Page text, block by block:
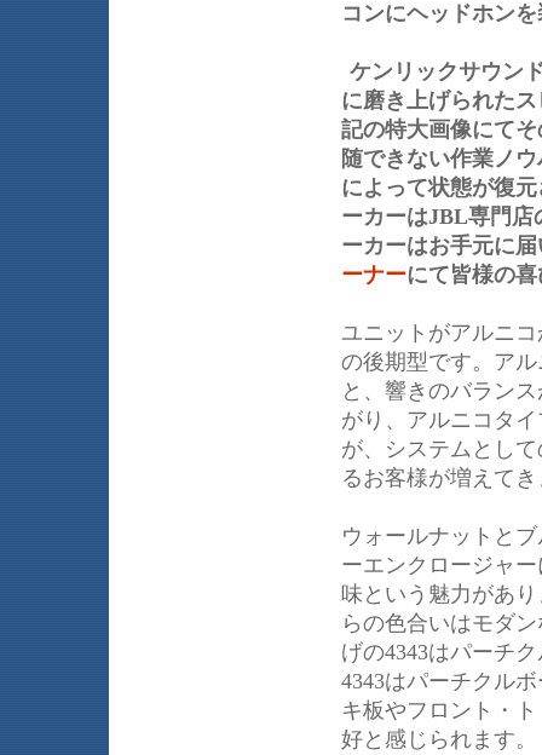
コンにヘッドホン
ケンリックサウン
に磨き上げられた
記の特大画像にて
随できない作業ノ
によって状態が復
ーカーはJBL専門店
ーカーはお手元に
ーナーにて皆様の
ユニットがアルニ
の後期型です。ア
と、響きのバラン
がり、アルニコタ
が、システムとし
るお客様が増えて
ウォールナットと
ーエンクロージャ
味という魅力があ
らの色合いはモダ
げの4343はパーチ
4343はパーチクル
キ板やフロント・
好と感じられます。